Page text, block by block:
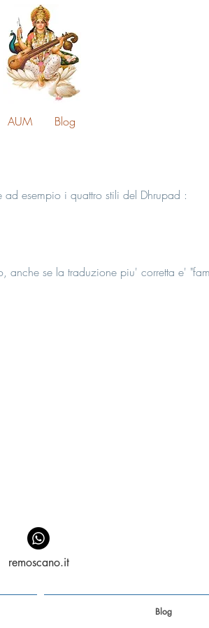
AUM Blog
esempio i quattro stili del Dhrupad :
anche se la traduzione piu' corretta e'
remoscano.it
Blog